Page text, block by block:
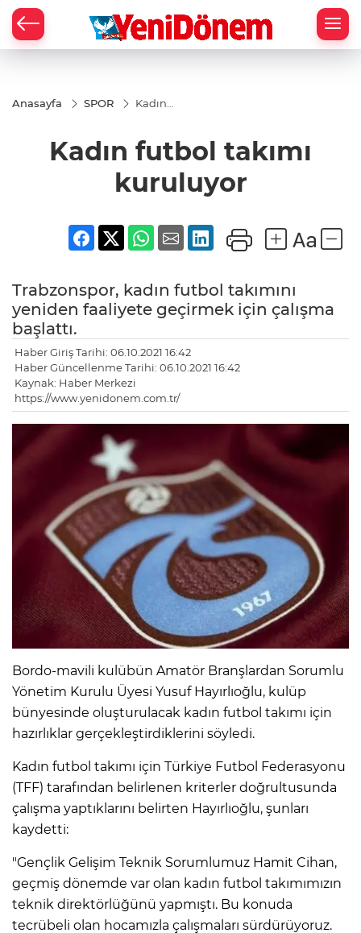
Anasayfa SPOR
Kadın
kuruluyor
Kadın futbol takımı
kuruluyor
Trabzonspor, kadın futbol takımını
yeniden faaliyete geçirmek için çalışma
başlattı.
Haber Giriş Tarihi: 06.10.2021 16:42
Haber Güncellenme Tarihi: 06.10.2021 16:42
Kaynak: Haber Merkezi
https://www.yenidonem.com.tr/
Bordo-mavili kulübün Amatör Branşlardan Sorumlu
Yönetim Kurulu Üyesi Yusuf Hayırlıoğlu, kulüp
bünyesinde oluşturulacak kadın futbol takımı için
hazırlıklar gerçekleştirdiklerini söyledi.
Kadın futbol takımı için Türkiye Futbol Federasyonu
(TFF) tarafından belirlenen kriterler doğrultusunda
çalışma yaptıklarını belirten Hayırlıoğlu, şunları
kaydetti:
"Gençlik Gelişim Teknik Sorumlumuz Hamit Cihan,
geçmiş dönemde var olan kadın futbol takımımızın
teknik direktörlüğünü yapmıştı. Bu konuda
tecrübeli olan hocamızla çalışmaları sürdürüyoruz.